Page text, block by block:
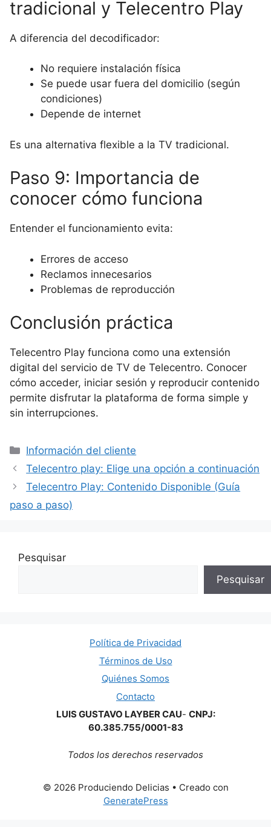
tradicional y Telecentro Play
A diferencia del decodificador:
No requiere instalación física
Se puede usar fuera del domicilio (según
condiciones)
Depende de internet
Es una alternativa flexible a la TV tradicional.
Paso 9: Importancia de
conocer cómo funciona
Entender el funcionamiento evita:
Errores de acceso
Reclamos innecesarios
Problemas de reproducción
Conclusión práctica
Telecentro Play funciona como una extensión
digital del servicio de TV de Telecentro. Conocer
cómo acceder, iniciar sesión y reproducir contenido
permite disfrutar la plataforma de forma simple y
sin interrupciones.
Categorías
Información del cliente
Telecentro play: Elige una opción a continuación
Telecentro Play: Contenido Disponible (Guía
paso a paso)
Pesquisar
Pesquisar
Política de Privacidad
Términos de Uso
Quiénes Somos
Contacto
LUIS GUSTAVO LAYBER CAU- CNPJ:
60.385.755/0001-83
Todos los derechos reservados
© 2026 Produciendo Delicias • Creado con
GeneratePress